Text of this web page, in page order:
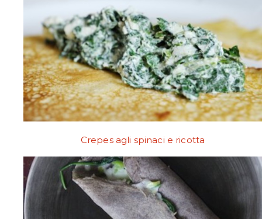
Crepes agli spinaci e ricotta